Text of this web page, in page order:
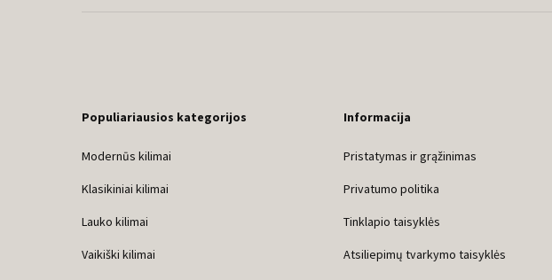
Populiariausios kategorijos
Modernūs kilimai
Klasikiniai kilimai
Lauko kilimai
Vaikiški kilimai
Informacija
Pristatymas ir grąžinimas
Privatumo politika
Tinklapio taisyklės
Atsiliepimų tvarkymo taisyklės